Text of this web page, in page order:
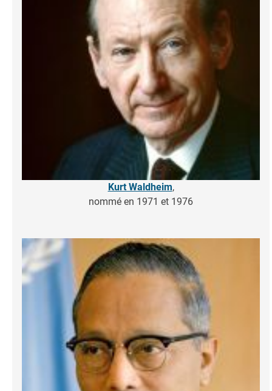
Kurt Waldheim,
nommé en 1971 et 1976
Image